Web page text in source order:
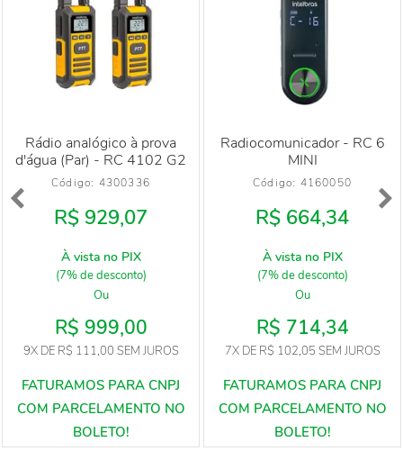
Rádio analógico à prova
d'água (Par) - RC 4102 G2
Código: 4300336
R$ 929,07
À vista no PIX
(7% de desconto)
Ou
R$ 999,00
9XDE R$ 111,00 SEM JUROS
Radiocomunicador - RC 6
MINI
Código: 4160050
R$ 664,34
À vista no PIX
(7% de desconto)
Ou
R$ 714,34
7XDE R$ 102,05 SEM JUROS